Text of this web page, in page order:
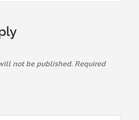
not be published. Required